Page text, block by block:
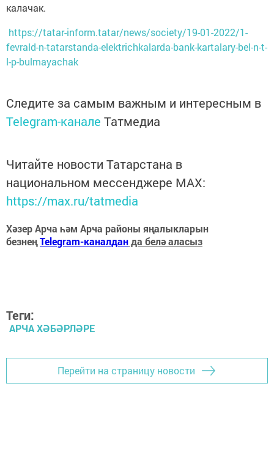
калачак.
https://tatar-inform.tatar/news/society/19-01-2022/1-
fevrald-n-tatarstanda-elektrichkalarda-bank-kartalary-bel-n-t-
l-p-bulmayachak
Следите за самым важным и интересным в
Telegram-канале Татмедиа
Читайте новости Татарстана в
национальном мессенджере MАХ:
https://max.ru/tatmedia
Хәзер Арча һәм Арча районы яңалыкларын
безнеңTelegram-каналданда белә аласыз
Теги:
АРЧА ХӘБӘРЛӘРЕ
Перейти на страницу новости